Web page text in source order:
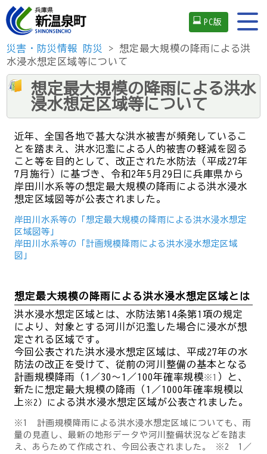
PC版
災害・防災情報 防災
> 想定最大規模の降雨による洪
水浸水想定区域等について
想定最大規模の降雨による洪水
浸水想定区域等について
近年、全国各地で甚大な洪水被害が頻発しているこ
とを踏まえ、洪水氾濫による人的被害の軽減を図る
こと等を目的として、改正された水防法（平成27年
7月施行）に基づき、令和2年5月29日に兵庫県から
岸田川水系等の想定最大規模の降雨による洪水浸水
想定区域図等が公表されました。
岸田川水系等の「想定最大規模の降雨による洪水浸水想定
区域図等」
岸田川水系等の「計画規模降雨による洪水浸水想定区域
図」
想定最大規模の降雨による洪水浸水想定区域とは
洪水浸水想定区域とは、水防法第14条第1項の規定
により、対象とする河川が氾濫した場合に浸水が想
定される区域です。
今回公表された洪水浸水想定区域は、 平成27年の水
防法の改正を受けて、従前の河川整備の基本となる
計画規模降雨（1／30～1／100年確率規模※1 ）と、
新たに想定最大規模の降雨（1／1000年確率規模以
上 ※2）に よる洪水浸水想定区域が公表されました。
※1 計画規模降雨による洪水浸水想定区域についても、雨
量の見直し、最新の地形データや河川整備状況などを踏ま
え、あらためて作成され、今回公表されました。
※2 1／